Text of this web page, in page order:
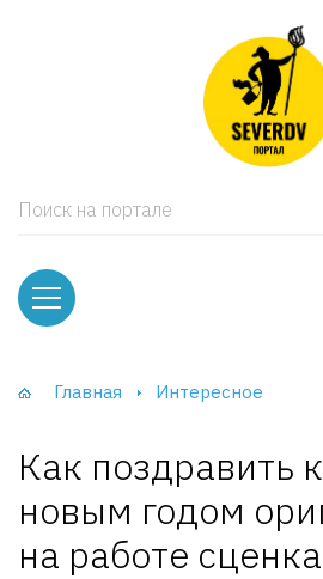
Поиск на портале
Главная Интересное
Как поздравить
новым годом
на работе сценка
и тумбы